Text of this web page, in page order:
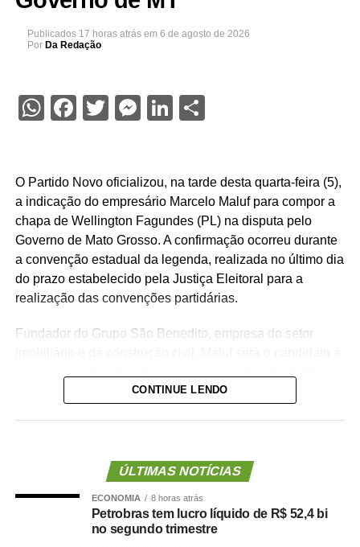
Publicados 17 horas atrás em 6 de agosto de 2026
Por Da Redação
WhatsApp
Facebook
Twitter
Messenger
LinkedIn
Share
O Partido Novo oficializou, na tarde desta quarta-feira (5),
a indicação do empresário Marcelo Maluf para compor a
chapa de Wellington Fagundes (PL) na disputa pelo
Governo de Mato Grosso. A confirmação ocorreu durante
a convenção estadual da legenda, realizada no último dia
do prazo estabelecido pela Justiça Eleitoral para a
realização das convenções partidárias.
Fundador do Grupo São Benedito, empresa do setor
integrou como suplente a chapa do senador Jayme
candidato do Novo ao Governo do Estado, mas retirou
sua pré-candidatura para viabilizar a aliança entre o
partido e o PL.
A composição da chapa majoritária reúne ainda a
CONTINUE LENDO
ÚLTIMAS NOTÍCIAS
ECONOMIA 8 horas atrás
Petrobras tem lucro líquido de R$ 52,4 bi
no segundo trimestre